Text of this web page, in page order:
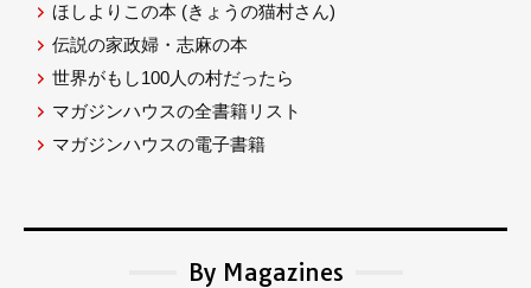
ほしよりこの本 (きょうの猫村さん)
伝説の家政婦・志麻の本
世界がもし100人の村だったら
マガジンハウスの全書籍リスト
マガジンハウスの電子書籍
By Magazines